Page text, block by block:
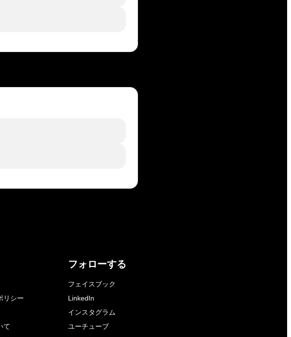
リシー
て
フォローする
フェイスブック
LinkedIn
インスタグラム
ユーチューブ